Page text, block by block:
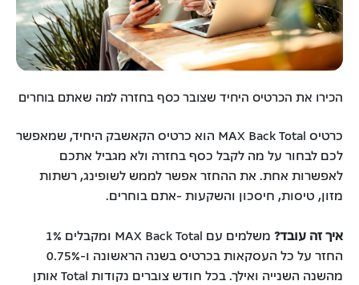
הכירו את הכרטיס היחיד שצובר כסף בחזרה למה שאתם בוחרים
כרטיס MAX Back Total הוא כרטיס הקאשבק היחיד, שמאפשר
לכם לבחור על מה לקבל כסף בחזרה ולא מגביל אתכם
לאפשרות אחת. את ההחזר אפשר לממש לשופינג, רשתות
מזון, טיסות, חיסכון והשקעות -אתם בוחרים.
איך זה עובד?
משלמים עם MAX Back Total ומקבלים 1%
החזר על כל העסקאות בכרטיס בשנה הראשונה ו-0.75%
מהשנה השנייה ואילך. בכל חודש צוברים נקודות Total אותן